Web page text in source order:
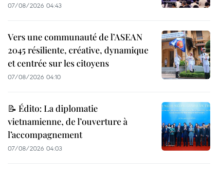
07/08/2026 04:43
Vers une communauté de l’ASEAN
2045 résiliente, créative, dynamique
et centrée sur les citoyens
07/08/2026 04:10
📝 Édito: La diplomatie
vietnamienne, de l’ouverture à
l’accompagnement
07/08/2026 04:03